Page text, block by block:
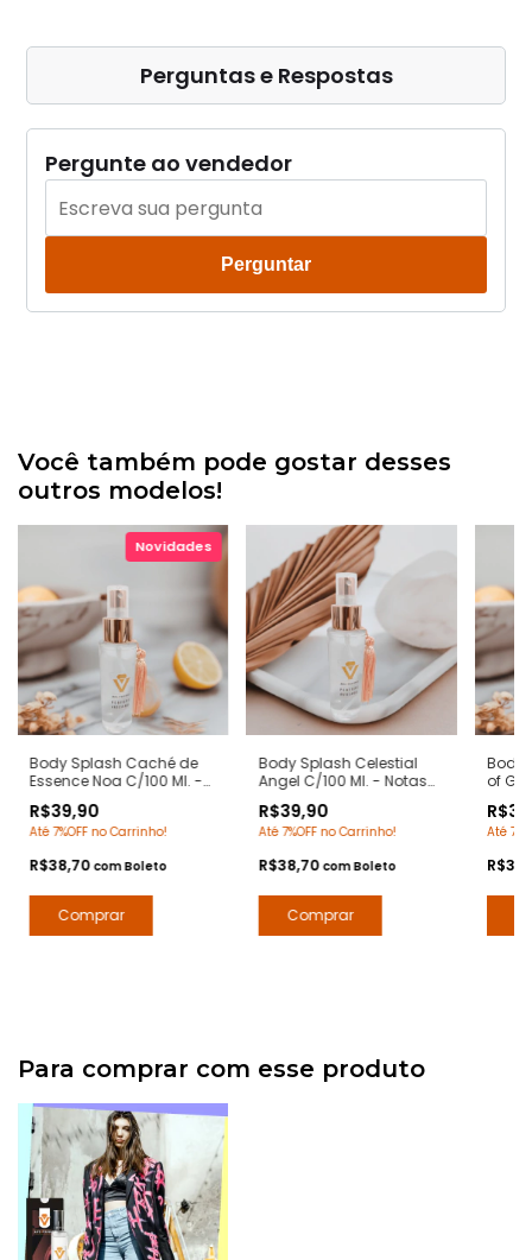
Perguntas e Respostas
Pergunte ao vendedor
Perguntar
Você também pode gostar desses
outros modelos!
Body Splash Caché de
Essence Noa C/100 Ml. -
Deo Colônia Desodorante
Corporal - Arte 1 Perfumes
R$39,90
Até 7%OFF no Carrinho!
R$38,70 comBoleto
Body Splash Celestial
Angel C/100 Ml. - Notas
Colônia Desodorante
Corporal - Contratipos
R$39,90
Até 7%OFF no Carrinho!
R$38,70 comBoleto
Body
of
Até
Para comprar com esse produto